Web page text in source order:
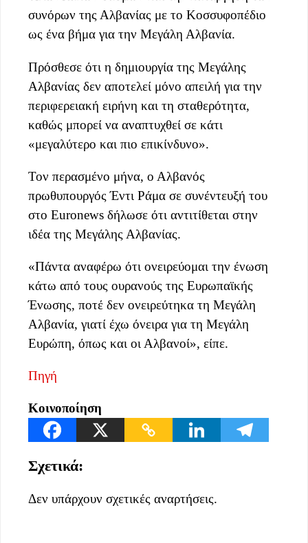
συνόρων της Αλβανίας με το Κοσσυφοπέδιο
ως ένα βήμα για την Μεγάλη Αλβανία.
Πρόσθεσε ότι η δημιουργία της Μεγάλης
Αλβανίας δεν αποτελεί μόνο απειλή για την
περιφερειακή ειρήνη και τη σταθερότητα,
καθώς μπορεί να αναπτυχθεί σε κάτι
«μεγαλύτερο και πιο επικίνδυνο».
Τον περασμένο μήνα, ο Αλβανός
πρωθυπουργός Έντι Ράμα σε συνέντευξή του
στο Euronews δήλωσε ότι αντιτίθεται στην
ιδέα της Μεγάλης Αλβανίας.
«Πάντα αναφέρω ότι ονειρεύομαι την ένωση
κάτω από τους ουρανούς της Ευρωπαϊκής
Ένωσης, ποτέ δεν ονειρεύτηκα τη Μεγάλη
Αλβανία, γιατί έχω όνειρα για τη Μεγάλη
Ευρώπη, όπως και οι Αλβανοί», είπε.
Πηγή
Κοινοποίηση
Σχετικά:
Δεν υπάρχουν σχετικές αναρτήσεις.